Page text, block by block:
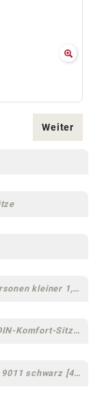
Weiter
Gasfeder Niedrig - für Personen kleiner 1,60 m
Ergonomischer DIN-Komfort-Sitz [75]
Polyamid Fußkreuz RAL 9011 schwarz [44]